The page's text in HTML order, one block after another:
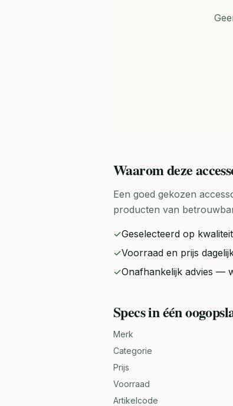
Waarom deze
Een goed gekozen
producten van
✓Geselecteerd op
✓Voorraad en prijs
✓Onafhankelijk advies —
Specs in één
Merk
Categorie
Prijs
Voorraad
Artikelcode